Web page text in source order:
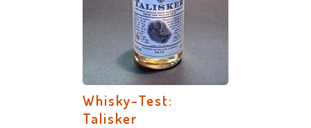
Whisky-Test:
Talisker